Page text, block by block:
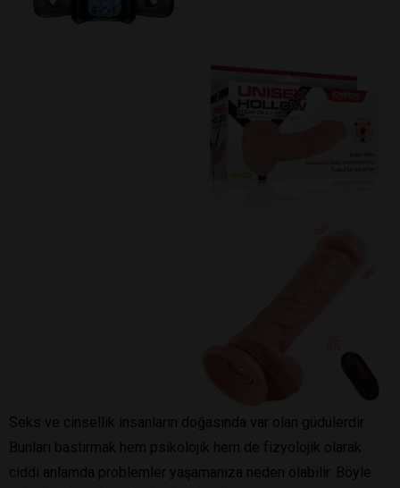
Seks ve cinsellik insanların doğasında var olan güdülerdir.
Bunları bastırmak hem psikolojik hem de fizyolojik olarak
ciddi anlamda problemler yaşamanıza neden olabilir. Böyle